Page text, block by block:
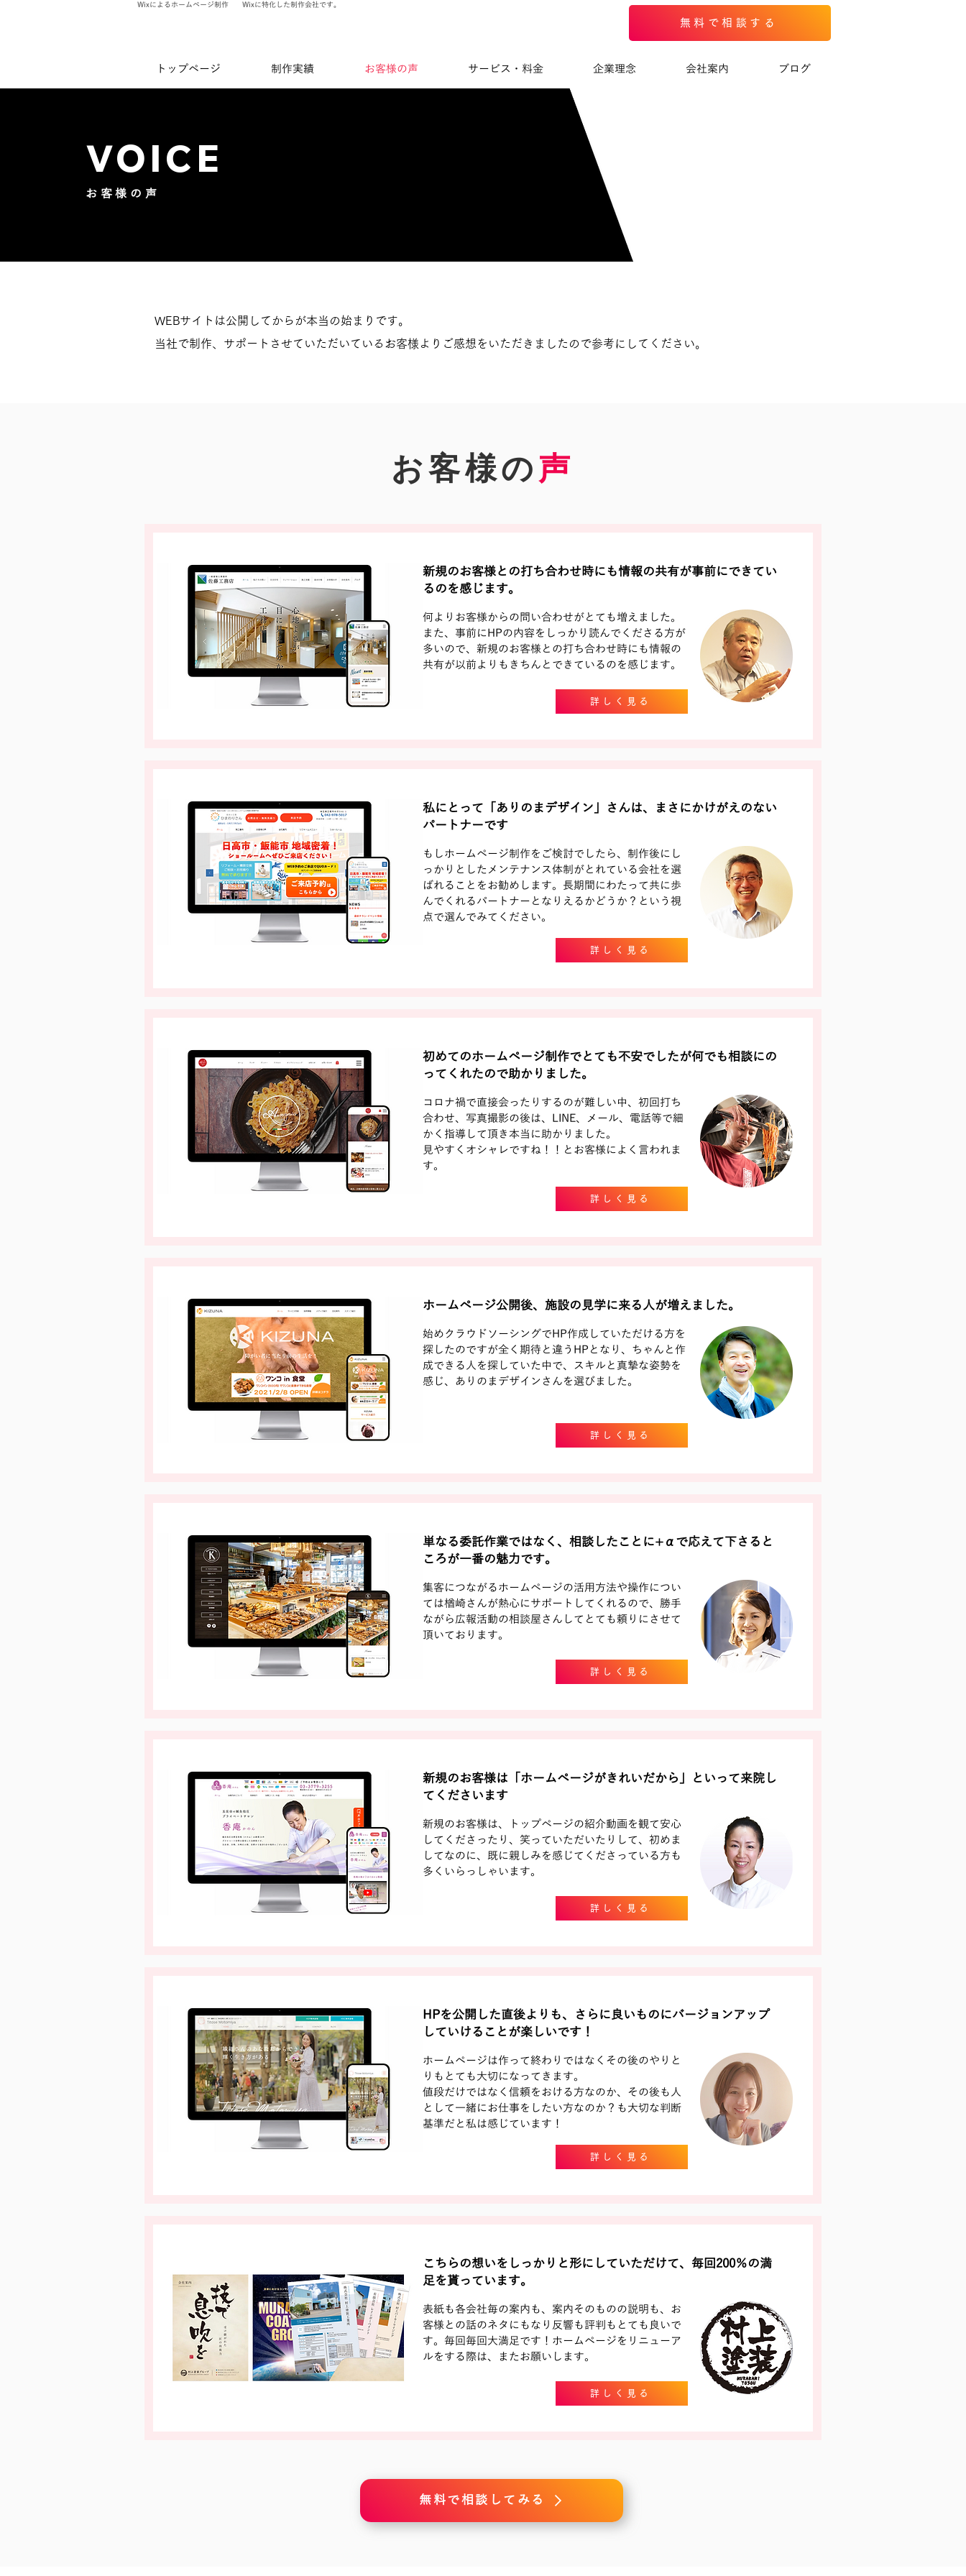
Wixによるホームページ制作 Wixに特化した制作会社です。
無料で相談する
トップページ 制作実績 お客様の声 サービス・料金 企業理念 会社案内 ブログ
VOICE
お客様の声
WEBサイトは公開してからが本当の始まりです。
​当社で制作、サポートさせていただいているお客様よりご感想をいただきましたので参考にしてください。
お客様の 声
新規のお客様との打ち合わせ時にも情報の共有が事前にできてい
るのを感じます。
何よりお客様からの問い合わせがとても増えました。
また、事前にHPの内容をしっかり読んでくださる方が
多いので、新規のお客様との打ち合わせ時にも情報の
共有が以前よりもきちんとできているのを感じます。
詳しく見る
私にとって「ありのまデザイン」さんは、まさにかけがえのない
パートナーです
もしホームページ制作をご検討でしたら、制作後にし
っかりとしたメンテナンス体制がとれている会社を選
ばれることをお勧めします。長期間にわたって共に歩
んでくれるパートナーとなりえるかどうか？という視
点で選んでみてください。
詳しく見る
初めてのホームページ制作でとても不安でしたが何でも相談にの
ってくれたので助かりました。
コロナ禍で直接会ったりするのが難しい中、初回打ち
合わせ、写真撮影の後は、LINE、メール、電話等で細
かく指導して頂き本当に助かりました。
見やすくオシャレですね！！とお客様によく言われま
す。
詳しく見る
ホームページ公開後、施設の見学に来る人が増えました。
始めクラウドソーシングでHP作成していただける方を
探したのですが全く期待と違うHPとなり、ちゃんと作
成できる人を探していた中で、スキルと真摯な姿勢を
感じ、ありのまデザインさんを選びました。
詳しく見る
単なる委託作業ではなく、相談したことに+αで応えて下さると
ころが一番の魅力です。
集客につながるホームページの活用方法や操作につい
ては楢崎さんが熱心にサポートしてくれるので、勝手
ながら広報活動の相談屋さんしてとても頼りにさせて
頂いております。
詳しく見る
新規のお客様は「ホームページがきれいだから」といって来院し
てくださいます
新規のお客様は、
トップページの紹介動画を観て安心
してくださったり、笑っていただいたりして、初めま
してなのに、既に親しみを感じてくださっている方も
多くいらっしゃいます。
詳しく見る
HPを公開した直後よりも、さらに良いものにバージョンアップ
していけることが楽しいです！
ホームページは作って終わりではなくその後のやりと
りもとても大切になってきます。
値段だけではなく信頼をおける方なのか、その後も人
として一緒にお仕事をしたい方なのか？も大切な判断
基準だと私は感じています！
詳しく見る
こちらの想いをしっかりと形にしていただけて、毎回200％の満
足を貰っています。
表紙も各会社毎の案内も、案内そのものの説明も、お
客様との話のネタにもなり反響も評判もとても良いで
す。毎回毎回大満足です！ホームページをリニューア
ルをする際は、またお願いします。
詳しく見る
無料で相談してみる